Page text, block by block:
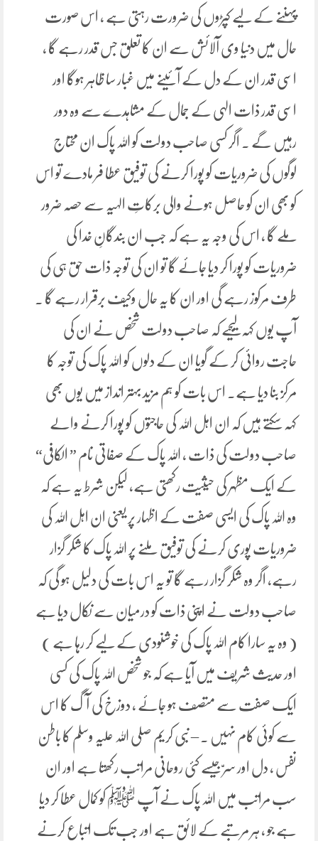
پہننے کے لیے کپڑوں کی ضرورت رہتی ہے ، اس صورت
حال میں دنیا وی آلائش سے ان کا تعلق جس قدر رہے گا ،
اسی قدر ان کے دل کے آئینے میں غبار سا ظاہر ہوگا اور
اسی قدر ذات الہی کے جمال کے مشاہدے سے وہ دور
رہیں گے ۔ اگر کسی صاحب دولت کو اللہ پاک ان محتاج
لوگوں کی ضروریات کو پورا کرنے کی توفیق عطا فر مادے تو اس
کو بھی ان کو حاصل ہونے والی برکاتِ الہیہ سے حصہ ضرور
ملے گا ، اس کی وجہ یہ ہے کہ جب ان بندگانِ خدا کی
ضروریات کو پورا کر دیا جائے گا تو ان کی توجہ ذات حق ہی کی
طرف مرکوز رہے گی اور ان کا یہ حال وکیف برقرار رہے گا ۔
آپ یوں کہہ لیجیے کہ صاحب دولت شخص نے ان کی
حاجت روائی کر کے گویا ان کے دلوں کو اللہ پاک کی توجہ کا
مرکز بنا دیا ہے۔ اس بات کو ہم مزید بہتر انداز میں یوں بھی
کہہ سکتے ہیں کہ ان اہل اللہ کی حاجتوں کو پورا کرنے والے
صاحب دولت کی ذات ، اللہ پاک کے صفاتی نام ” الکافی“
کے ایک مظہر کی حیثیت رکھتی ہے، لیکن شرط یہ ہے کہ
وہ اللہ پاک کی ایسی صفت کے اظہار پر یعنی ان اہل اللہ کی
ضروریات پوری کرنے کی توفیق ملنے پر اللہ پاک کا شکر گزار
رہے، اگر وہ شکر گزار رہے گا تو یہ اس بات کی دلیل ہو گی کہ
صاحب دولت نے اپنی ذات کو درمیان سے نکال دیا ہے
( وہ یہ سارا کام اللہ پاک کی خوشنودی کے لیے کر رہا ہے )
اور حدیث شریف میں آیا ہے کہ جو شخص اللہ پاک کی کسی
ایک صفت سے متصف ہو جائے ، دوزخ کی آگ کا اس
سے کوئی کام نہیں ۔ – نبی کریم صلی اللہ علیہ وسلم کا باطن
نفس ، دل اور سرّ جیسے کئی روحانی مراتب رکھتا ہے اور ان
سب مراتب میں اللہ پاک نے آپ ﷺ کو کمال عطا کر دیا
ہے جو ، ہر مرتبے کے لائق ہے اور جب تک اتباع کرنے